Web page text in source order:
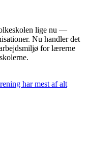
lige nu —
Nu handler det
for lærerne
har mest af alt